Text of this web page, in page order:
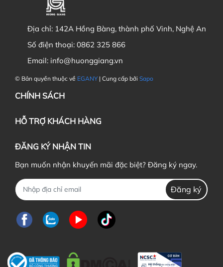
Địa chỉ: 142A Hồng Bàng, thành phố Vinh, Nghệ An
Số điện thoại: 0862 325 866
Email: info@huonggiang.vn
© Bản quyền thuộc về EGANY | Cung cấp bởi Sapo
CHÍNH SÁCH
HỖ TRỢ KHÁCH HÀNG
ĐĂNG KÝ NHẬN TIN
Bạn muốn nhận khuyến mãi đặc biệt? Đăng ký ngay.
Đăng ký